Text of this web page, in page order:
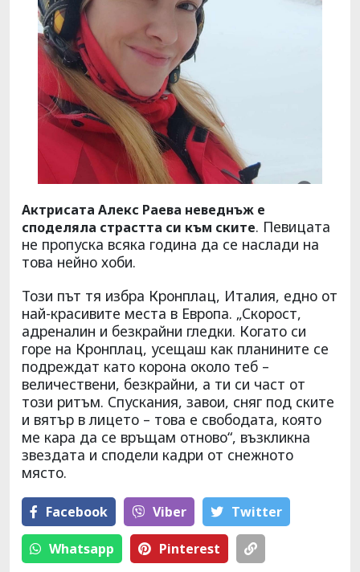
Актрисата Алекс Раева неведнъж е
споделяла страстта си към ските. Певицата
не пропуска всяка година да се наслади на
това нейно хоби.
Този път тя избра Кронплац, Италия, едно от
най-красивите места в Европа. „Скорост,
адреналин и безкрайни гледки. Когато си
горе на Кронплац, усещаш как планините се
подреждат като корона около теб –
величествени, безкрайни, а ти си част от
този ритъм. Спускания, завои, сняг под ските
и вятър в лицето – това е свободата, която
ме кара да се връщам отново“, възкликна
звездата и сподели кадри от снежното
място.
Facebook Viber Тwitter
Whatsapp Pinterest